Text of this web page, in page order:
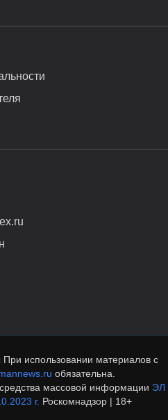
использовании материалов с
обязательна.
массовой информации ЭЛ
г. Роскомнадзор | 18+